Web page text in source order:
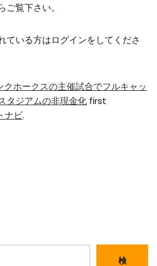
ご覧下さい。
ている方はログインをしてくださ
クホークスの主催試合でフルキャッ
タジアムの非現金化 first
ナビ.
検